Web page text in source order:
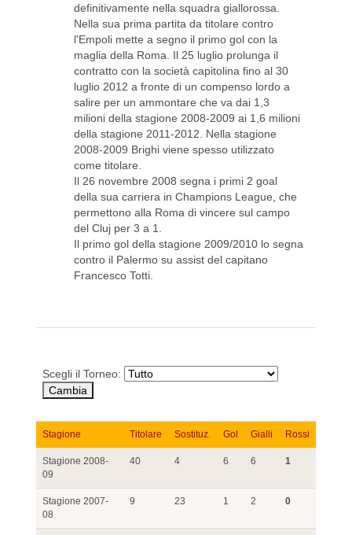
definitivamente nella squadra giallorossa.
Nella sua prima partita da titolare contro
l'Empoli mette a segno il primo gol con la
maglia della Roma. Il 25 luglio prolunga il
contratto con la società capitolina fino al 30
luglio 2012 a fronte di un compenso lordo a
salire per un ammontare che va dai 1,3
milioni della stagione 2008-2009 ai 1,6 milioni
della stagione 2011-2012. Nella stagione
2008-2009 Brighi viene spesso utilizzato
come titolare.
Il 26 novembre 2008 segna i primi 2 goal
della sua carriera in Champions League, che
permettono alla Roma di vincere sul campo
del Cluj per 3 a 1.
Il primo gol della stagione 2009/2010 lo segna
contro il Palermo su assist del capitano
Francesco Totti.
Scegli il Torneo:
Stagione Titolare Sostituz. Gol Gialli Rossi
Stagione 2008-
09
40 4 6 6 1
Stagione 2007-
08
9 23 1 2 0